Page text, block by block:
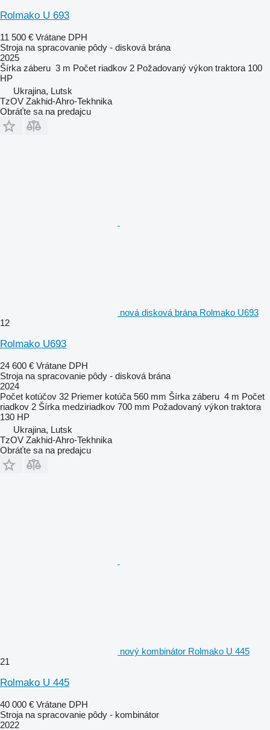
Rolmako U 693
11 500 € Vrátane DPH
Stroja na spracovanie pôdy - disková brána
2025
Šírka záberu 3 m Počet riadkov 2 Požadovaný výkon traktora 100
HP
Ukrajina, Lutsk
TzOV Zakhid-Ahro-Tekhnika
Obráťte sa na predajcu
nová disková brána Rolmako U693
12
Rolmako U693
24 600 € Vrátane DPH
Stroja na spracovanie pôdy - disková brána
2024
Počet kotúčov 32 Priemer kotúča 560 mm Šírka záberu 4 m Počet
riadkov 2 Šírka medziriadkov 700 mm Požadovaný výkon traktora
130 HP
Ukrajina, Lutsk
TzOV Zakhid-Ahro-Tekhnika
Obráťte sa na predajcu
nový kombinátor Rolmako U 445
21
Rolmako U 445
40 000 € Vrátane DPH
Stroja na spracovanie pôdy - kombinátor
2022